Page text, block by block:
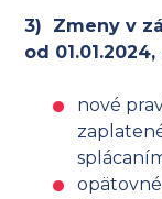
3) Zmeny v
od
nové